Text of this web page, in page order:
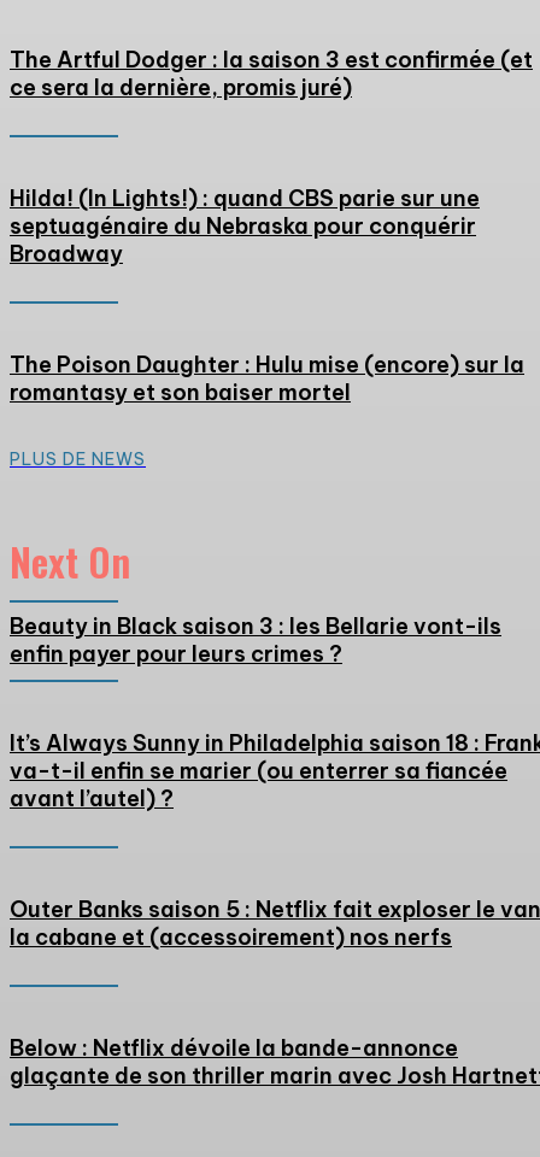
The Artful Dodger : la saison 3 est confirmée (et
ce sera la dernière, promis juré)
Hilda! (In Lights!) : quand CBS parie sur une
septuagénaire du Nebraska pour conquérir
Broadway
The Poison Daughter : Hulu mise (encore) sur la
romantasy et son baiser mortel
PLUS DE NEWS
Next On
Beauty in Black saison 3 : les Bellarie vont-ils
enfin payer pour leurs crimes ?
It’s Always Sunny in Philadelphia saison 18 :
va-t-il enfin se marier (ou enterrer sa fiancée
avant l’autel) ?
Outer Banks saison 5 : Netflix fait exploser le
la cabane et (accessoirement) nos nerfs
Below : Netflix dévoile la bande-annonce
glaçante de son thriller marin avec Josh